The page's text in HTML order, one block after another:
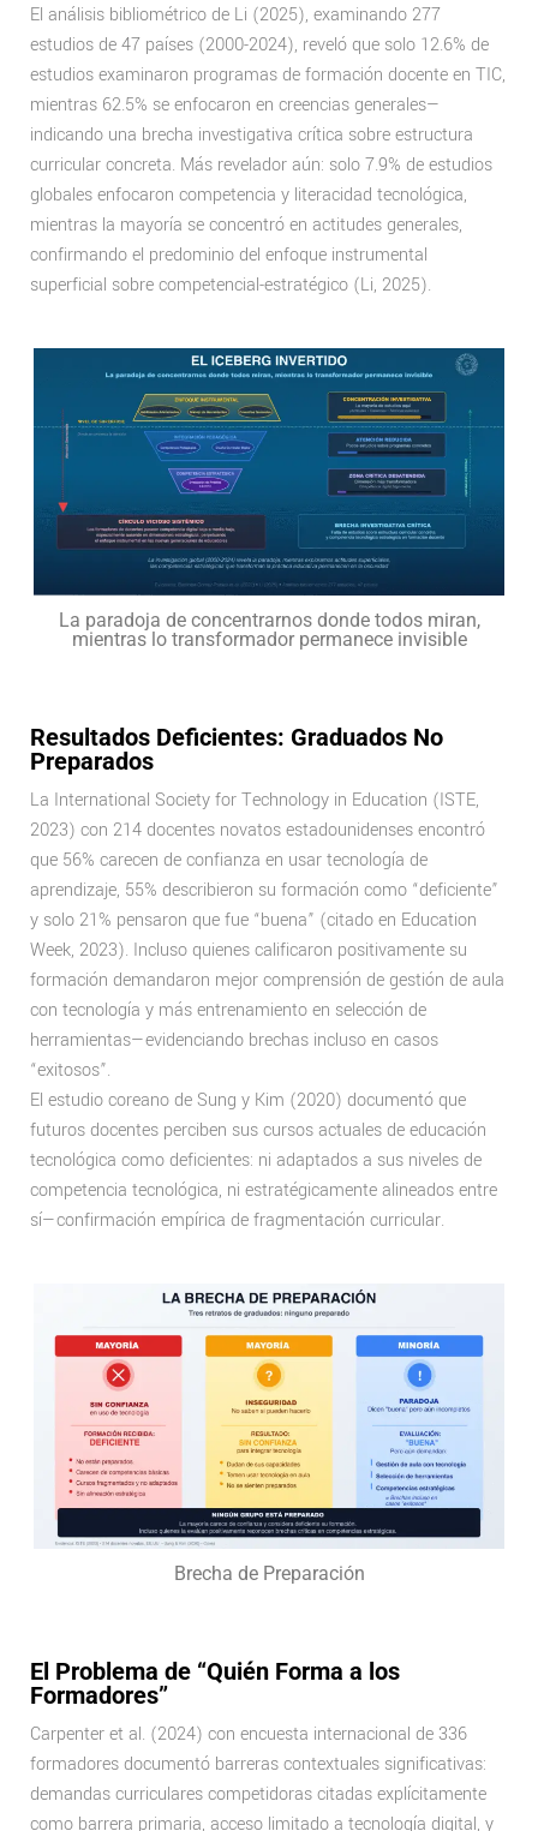
El análisis bibliométrico de Li (2025), examinando 277
estudios de 47 países (2000-2024), reveló que solo 12.6% de
estudios examinaron programas de formación docente en TIC,
mientras 62.5% se enfocaron en creencias generales—
indicando una brecha investigativa crítica sobre estructura
curricular concreta. Más revelador aún: solo 7.9% de estudios
globales enfocaron competencia y literacidad tecnológica,
mientras la mayoría se concentró en actitudes generales,
confirmando el predominio del enfoque instrumental
superficial sobre competencial-estratégico (Li, 2025).
La paradoja de concentrarnos donde todos miran,
mientras lo transformador permanece invisible
Resultados Deficientes: Graduados No
Preparados
La International Society for Technology in Education (ISTE,
2023) con 214 docentes novatos estadounidenses encontró
que 56% carecen de confianza en usar tecnología de
aprendizaje, 55% describieron su formación como “deficiente”
y solo 21% pensaron que fue “buena” (citado en Education
Week, 2023). Incluso quienes calificaron positivamente su
formación demandaron mejor comprensión de gestión de aula
con tecnología y más entrenamiento en selección de
herramientas—evidenciando brechas incluso en casos
“exitosos”.
El estudio coreano de Sung y Kim (2020) documentó que
futuros docentes perciben sus cursos actuales de educación
tecnológica como deficientes: ni adaptados a sus niveles de
competencia tecnológica, ni estratégicamente alineados entre
sí—confirmación empírica de fragmentación curricular.
Brecha de Preparación
El Problema de “Quién Forma a los
Formadores”
Carpenter et al. (2024) con encuesta internacional de 336
formadores documentó barreras contextuales significativas:
demandas curriculares competidoras citadas explícitamente
como barrera primaria, acceso limitado a tecnología digital, y